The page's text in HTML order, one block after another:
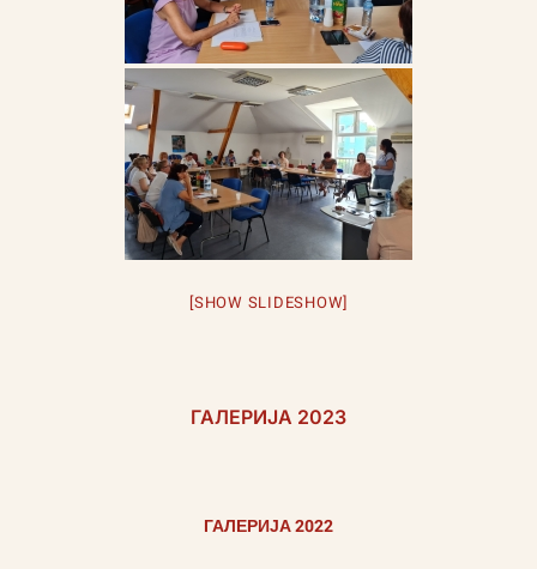
[SHOW SLIDESHOW]
ГАЛЕРИЈА 2023
ГАЛЕРИЈА 2022